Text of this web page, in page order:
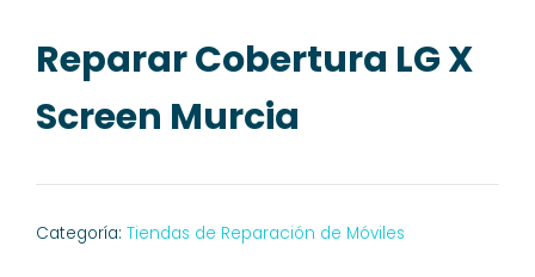
Reparar Cobertura LG X
Screen Murcia
Categoría: Tiendas de Reparación de Móviles